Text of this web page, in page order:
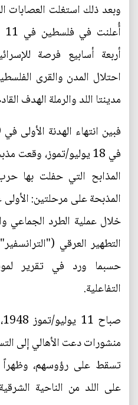
وبعد ذلك استغلت العصابات
أربعة أسابيع فرصة
احتلال المدن والقرى
مدينتا اللد والرملة الهدف
في 18 يوليو/تموز،
المذابح التي حفلت بها
المذبحة على مرحلتين: الأولى
خلال عملية الطرد الجماعي
التطهير العرقي
حسبما ورد في تقرير
التفاعلية.
منشورات دعت الأهالي إلى
تسقط على رؤوسهم، وظهراً
على اللد من الناحية